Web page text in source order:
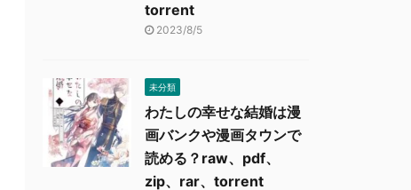
torrent
2023/8/5
未分類
わたしの幸せな結婚は漫
画バンクや漫画タウンで
読める？raw、pdf、
zip、rar、torrent